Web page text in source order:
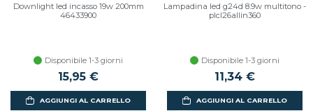
Downlight led incasso 19w 200mm
46433900
Disponibile 1-3 giorni
15,95 €
AGGIUNGI AL CARRELLO
Lampadina led g24d 8.9w multitono -
plcl26allin360
Disponibile 1-3 giorni
11,34 €
AGGIUNGI AL CARRELLO